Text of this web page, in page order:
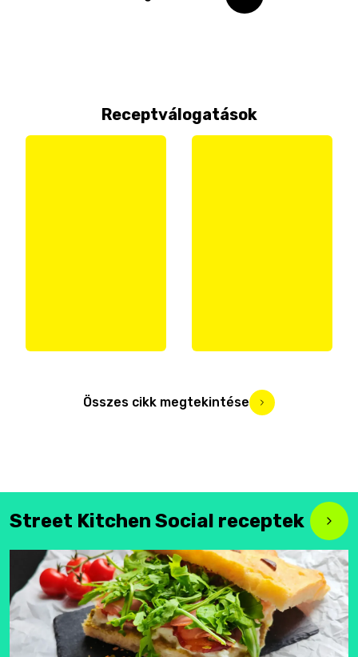
Receptválogatások
Összes cikk megtekintése
Street Kitchen Social receptek